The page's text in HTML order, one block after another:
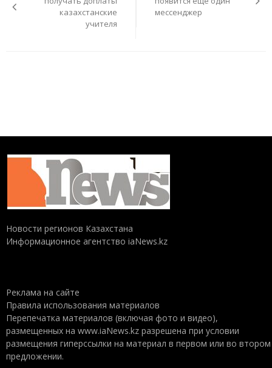
казахстанские
учителя
мессенджер
Новости регионов Казахстана
Информационное агентство iaNews.kz
Реклама на сайте
Правила использования материалов
Перепечатка материалов (включая фото и видео),
размещенных на www.iaNews.kz разрешена при условии
размещения гиперссылки на материал в первом или во втором
предложении.